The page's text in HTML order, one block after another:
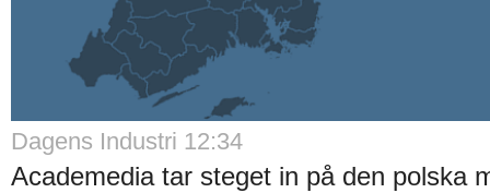
Dagens Industri 12:34
Academedia tar steget in på den polska